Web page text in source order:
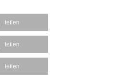
teilen
teilen
teilen